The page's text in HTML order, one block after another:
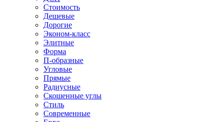
Стоимость
Дешевые
Дорогие
Эконом-класс
Элитные
Форма
П-образные
Угловые
Прямые
Радиусные
Скошенные углы
Стиль
Современные